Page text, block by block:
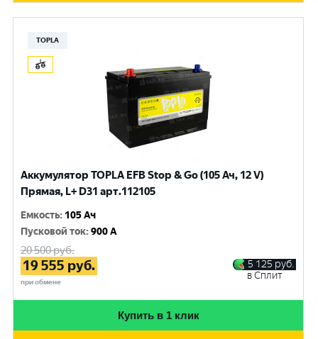
TOPLA
Аккумулятор TOPLA EFB Stop & Go (105 Ач, 12 V)
Прямая, L+ D31 арт.112105
Емкость: 105 Ач
Пусковой ток:900 A
20 500руб.
19 555 руб.
при обмене
5 125 руб.
в Сплит
Купить в 1 клик